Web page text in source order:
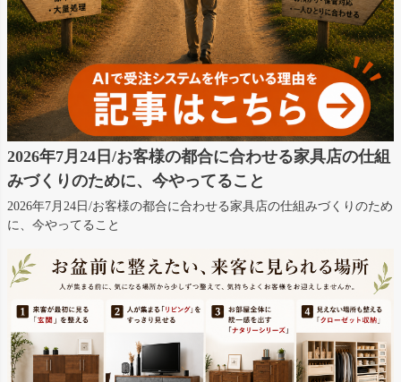
2026年7月24日/お客様の都合に合わせる家具店の仕組
みづくりのために、今やってること
2026年7月24日/お客様の都合に合わせる家具店の仕組みづくりのため
に、今やってること